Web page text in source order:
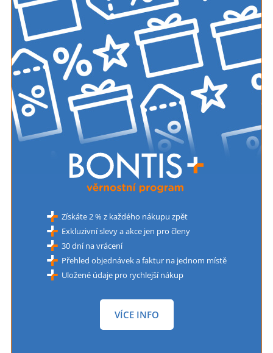
Získáte 2 % z každého nákupu zpět
Exkluzivní slevy a akce jen pro členy
30 dní na vrácení
Přehled objednávek a faktur na jednom místě
Uložené údaje pro rychlejší nákup
VÍCE INFO